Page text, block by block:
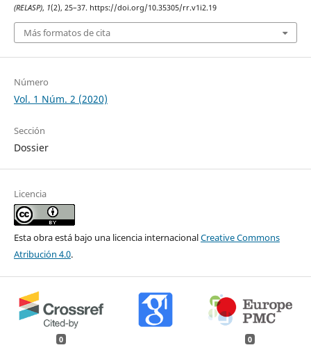
(RELASP), 1(2), 25–37. https://doi.org/10.35305/rr.v1i2.19
Más formatos de cita
Número
Vol. 1 Núm. 2 (2020)
Sección
Dossier
Licencia
Esta obra está bajo una licencia internacionalCreative Commons
Atribución 4.0.
0 0